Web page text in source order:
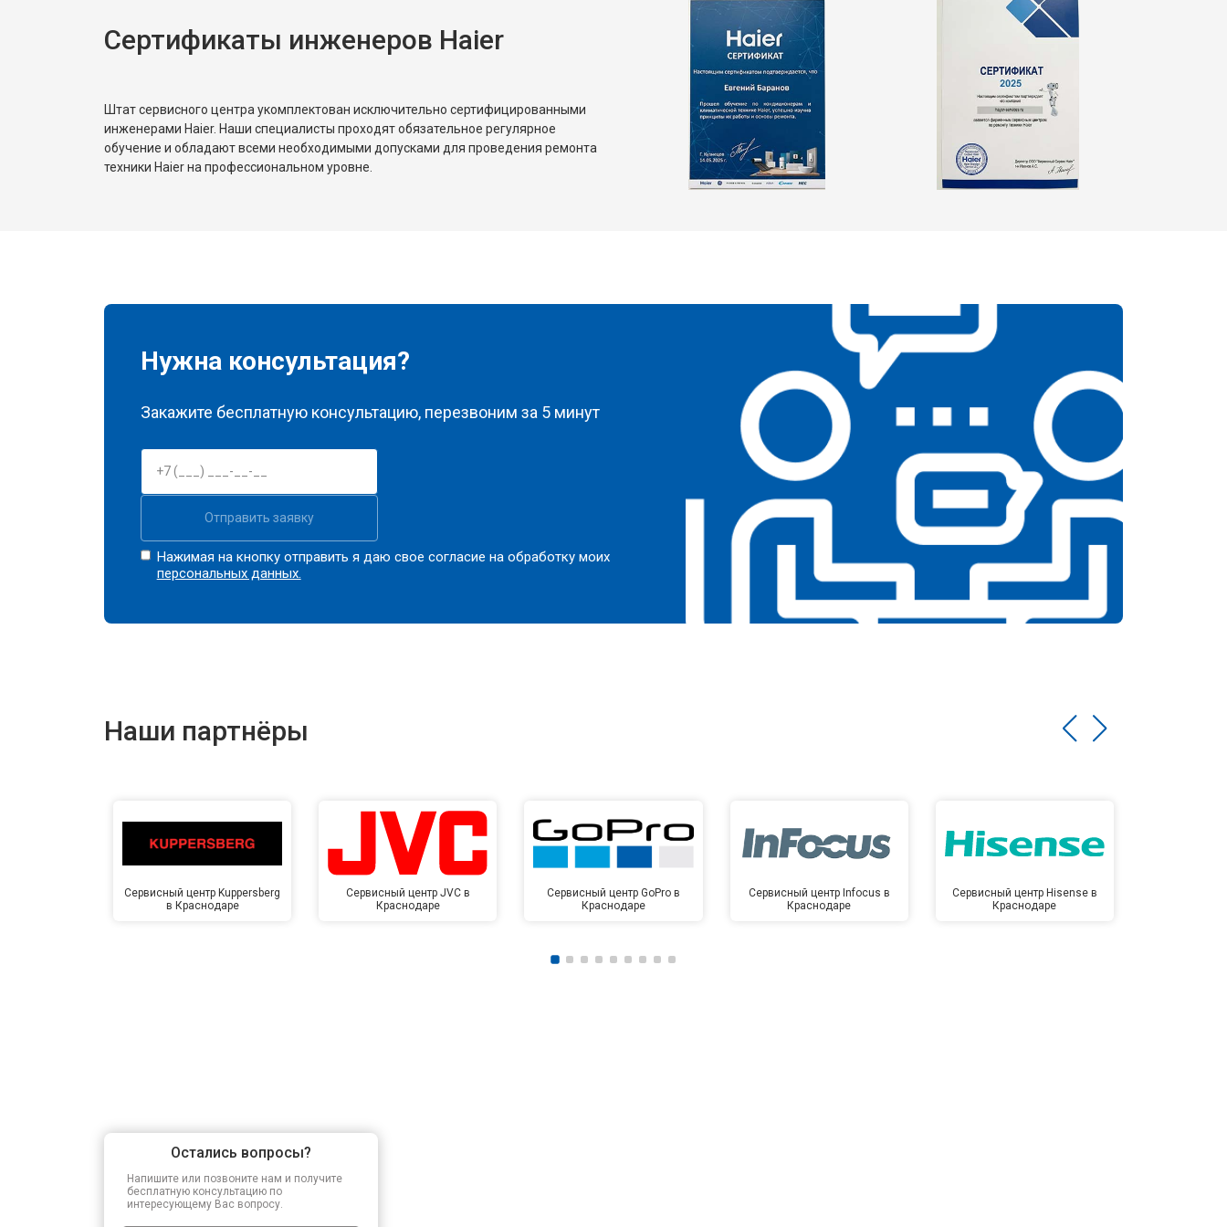
Замена реле от 80 мин от 2550 ₽ Заказать
от 50 мин от 1900 ₽ Заказать
Сертификаты инженеров Haier
Штат сервисного центра укомплектован исключительно сертифицированными
инженерами Haier. Наши специалисты проходят обязательное регулярное
обучение и обладают всеми необходимыми допусками для проведения ремонта
техники Haier на профессиональном уровне.
Нужна консультация?
Закажите бесплатную консультацию, перезвоним за 5 минут
Отправить заявку
Нажимая на кнопку отправить я даю свое согласие на обработку моих
персональных данных.
Наши партнёры
Сервисный центр Kuppersberg
в Краснодаре
Сервисный центр JVC в
Краснодаре
Сервисный центр GoPro в
Краснодаре
Сервисный центр Infocus в
Краснодаре
Сервисный центр Hisense в
Краснодаре
Остались вопросы?
Напишите или позвоните нам и получите
бесплатную консультацию по
интересующему Вас вопросу.